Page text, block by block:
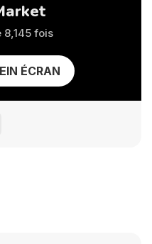
8,145 fois
ÉCRAN